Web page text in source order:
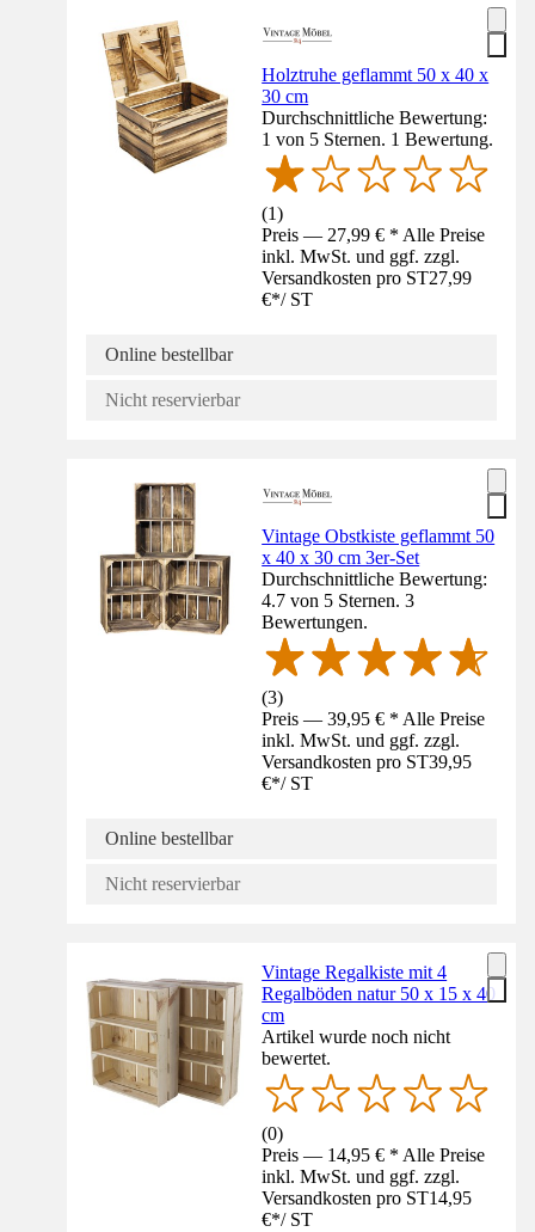
Holztruhe geflammt 50 x 40 x
30 cm
Durchschnittliche Bewertung:
1 von 5 Sternen. 1 Bewertung.
(1)
Preis — 27,99 € * Alle Preise
inkl. MwSt. und ggf. zzgl.
Versandkosten pro ST27,99
€*/ ST
Online bestellbar
Nicht reservierbar
Vintage Obstkiste geflammt 50
x 40 x 30 cm 3er-Set
Durchschnittliche Bewertung:
4.7 von 5 Sternen. 3
Bewertungen.
(3)
Preis — 39,95 € * Alle Preise
inkl. MwSt. und ggf. zzgl.
Versandkosten pro ST39,95
€*/ ST
Online bestellbar
Nicht reservierbar
Vintage Regalkiste mit 4
Regalböden natur 50 x 15 x 40
cm
Artikel wurde noch nicht
bewertet.
(0)
Preis — 14,95 € * Alle Preise
inkl. MwSt. und ggf. zzgl.
Versandkosten pro ST14,95
€*/ ST